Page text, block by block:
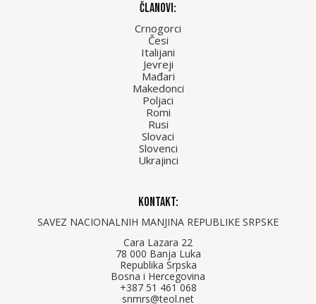
Članovi:
Crnogorci
Česi
Italijani
Jevreji
Mađari
Makedonci
Poljaci
Romi
Rusi
Slovaci
Slovenci
Ukrajinci
Kontakt:
SAVEZ NACIONALNIH MANJINA REPUBLIKE SRPSKE
Cara Lazara 22
78 000 Banja Luka
Republika Srpska
Bosna i Hercegovina
+387 51 461 068
snmrs@teol.net